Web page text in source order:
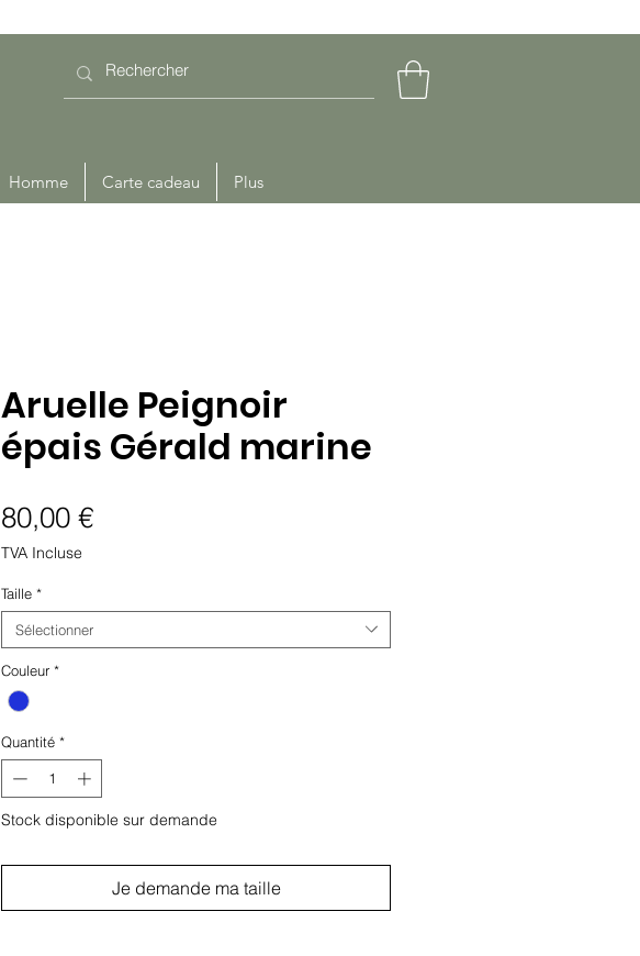
Homme Carte cadeau Plus
Aruelle Peignoir
épais Gérald marine
80,00 €Prix
TVA Incluse
Taille *
Sélectionner
Couleur *
Quantité *
Stock disponible sur demande
Je demande ma taille